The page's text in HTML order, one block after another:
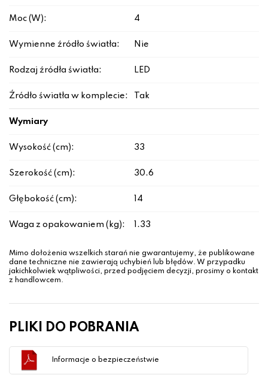
Moc (W): 4
Wymienne źródło światła: Nie
Rodzaj źródła światła: LED
Źródło światła w komplecie: Tak
Wymiary
Wysokość (cm): 33
Szerokość (cm): 30.6
Głębokość (cm): 14
Waga z opakowaniem (kg): 1.33
Mimo dołożenia wszelkich starań nie gwarantujemy, że publikowane
dane techniczne nie zawierają uchybień lub błędów. W przypadku
jakichkolwiek wątpliwości, przed podjęciem decyzji, prosimy o kontakt
z handlowcem.
PLIKI DO POBRANIA
Informacje o bezpieczeństwie